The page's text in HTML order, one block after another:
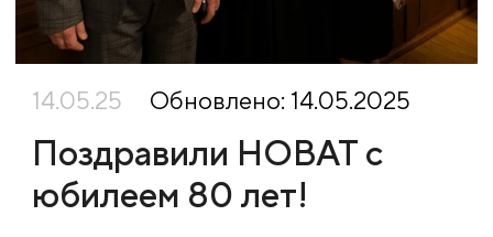
14.05.25 Обновлено: 14.05.2025
Поздравили НОВАТ с
юбилеем 80 лет!